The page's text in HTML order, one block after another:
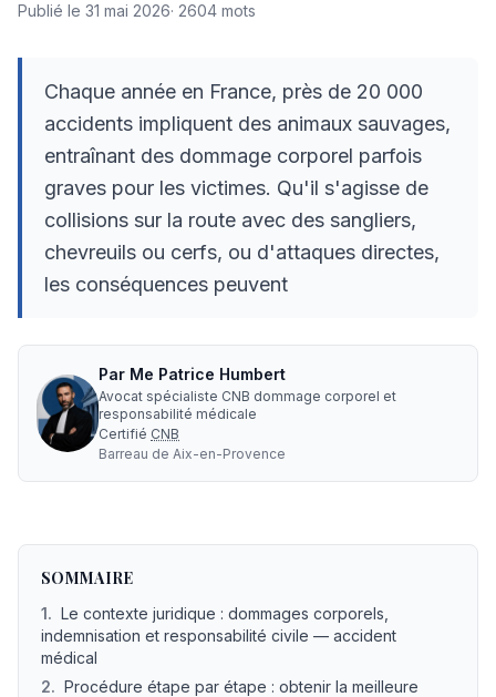
Publié le 31 mai 2026· 2604 mots
Chaque année en France, près de 20 000
accidents impliquent des animaux sauvages,
entraînant des dommage corporel parfois
graves pour les victimes. Qu'il s'agisse de
collisions sur la route avec des sangliers,
chevreuils ou cerfs, ou d'attaques directes,
les conséquences peuvent
Par Me Patrice Humbert
Avocat spécialiste CNB dommage corporel et
responsabilité médicale
Certifié CNB
Barreau de Aix-en-Provence
SOMMAIRE
1. Le contexte juridique : dommages corporels,
indemnisation et responsabilité civile — accident
médical
2. Procédure étape par étape : obtenir la meilleure